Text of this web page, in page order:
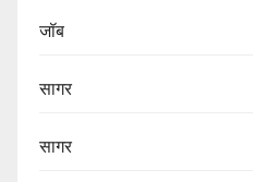
जॉब
सागर
सागर